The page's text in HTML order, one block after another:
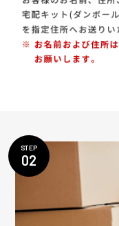
STEP
02